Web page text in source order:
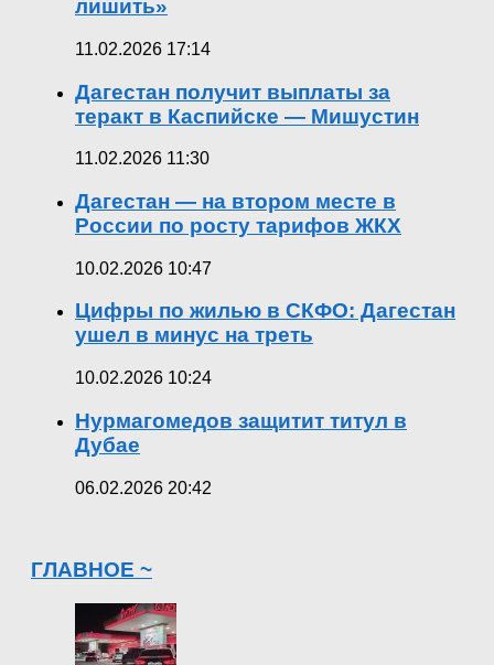
лишить»
11.02.2026 17:14
Дагестан получит выплаты за
теракт в Каспийске — Мишустин
11.02.2026 11:30
Дагестан — на втором месте в
России по росту тарифов ЖКХ
10.02.2026 10:47
Цифры по жилью в СКФО: Дагестан
ушел в минус на треть
10.02.2026 10:24
Нурмагомедов защитит титул в
Дубае
06.02.2026 20:42
ГЛАВНОЕ ~